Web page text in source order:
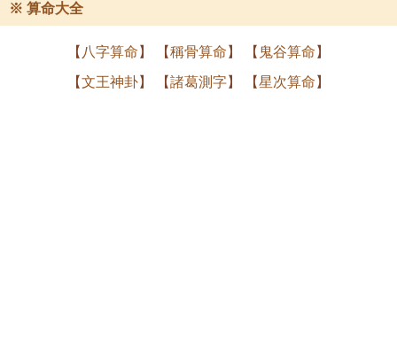
※ 算命大全
【 八字算命 】 【稱骨算命 】 【 鬼谷算命 】
【文王神卦】 【諸葛測字】 【星次算命 】